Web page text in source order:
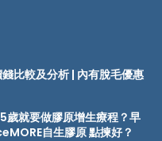
比較及分析 | 內有脫毛優惠
就要做膠原增生療程？早
自生膠原 點揀好？